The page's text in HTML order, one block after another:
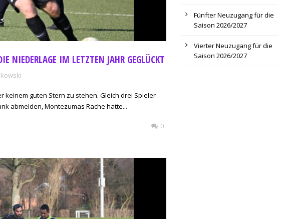
NIEDERLAGE IM LETZTEN JAHR GEGLÜCKT
keinem guten Stern zu stehen. Gleich drei Spieler
abmelden, Montezumas Rache hatte...
0
Fünfter Neuzugang für die
Saison 2026/2027
Vierter Neuzugang für die
Saison 2026/2027